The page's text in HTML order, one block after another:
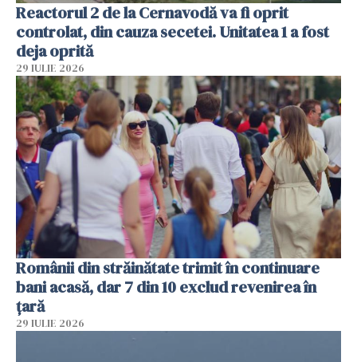
Reactorul 2 de la Cernavodă va fi oprit
controlat, din cauza secetei. Unitatea 1 a fost
deja oprită
29 IULIE 2026
Românii din străinătate trimit în continuare
bani acasă, dar 7 din 10 exclud revenirea în
țară
29 IULIE 2026